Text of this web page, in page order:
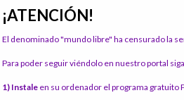
¡ATENCIÓN!
El denominado "mundo libre" ha censurado la
Para poder seguir viéndolo en nuestro portal
1) Instale en su ordenador el programa gratuito